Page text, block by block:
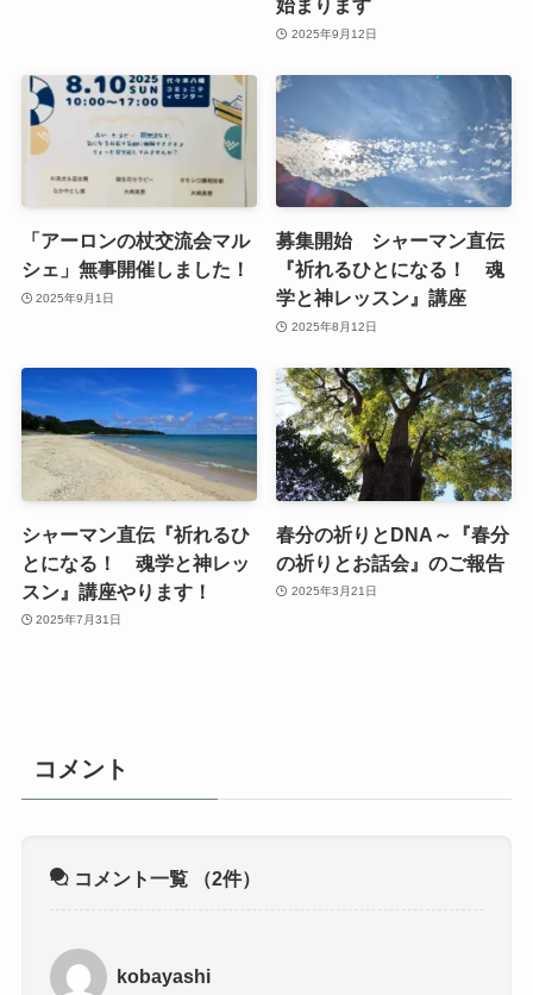
始まります
2025年9月12日
「アーロンの杖交流会マル
シェ」無事開催しました！
2025年9月1日
募集開始 シャーマン直伝
『祈れるひとになる！ 魂
学と神レッスン』講座
2025年8月12日
シャーマン直伝『祈れるひ
とになる！ 魂学と神レッ
スン』講座やります！
2025年7月31日
春分の祈りとDNA～『春分
の祈りとお話会』のご報告
2025年3月21日
コメント
コメント一覧 （2件）
kobayashi